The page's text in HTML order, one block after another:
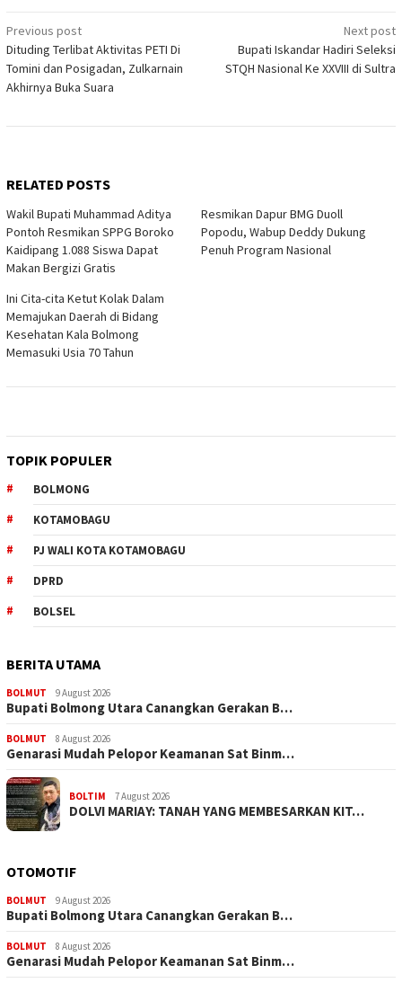
Post
navigation
Previous post
Dituding Terlibat Aktivitas PETI Di
Tomini dan Posigadan, Zulkarnain
Akhirnya Buka Suara
Next post
Bupati Iskandar Hadiri Seleksi
STQH Nasional Ke XXVIII di Sultra
RELATED POSTS
Wakil Bupati Muhammad Aditya
Pontoh Resmikan SPPG Boroko
Kaidipang 1.088 Siswa Dapat
Makan Bergizi Gratis
Resmikan Dapur BMG Duoll
Popodu, Wabup Deddy Dukung
Penuh Program Nasional
Ini Cita-cita Ketut Kolak Dalam
Memajukan Daerah di Bidang
Kesehatan Kala Bolmong
Memasuki Usia 70 Tahun
TOPIK POPULER
BOLMONG
KOTAMOBAGU
PJ WALI KOTA KOTAMOBAGU
DPRD
BOLSEL
BERITA UTAMA
BOLMUT 9 August 2026
Bupati Bolmong Utara Canangkan Gerakan B…
BOLMUT 8 August 2026
Genarasi Mudah Pelopor Keamanan Sat Binm…
BOLTIM 7 August 2026
DOLVI MARIAY: TANAH YANG MEMBESARKAN KIT…
OTOMOTIF
BOLMUT 9 August 2026
Bupati Bolmong Utara Canangkan Gerakan B…
BOLMUT 8 August 2026
Genarasi Mudah Pelopor Keamanan Sat Binm…